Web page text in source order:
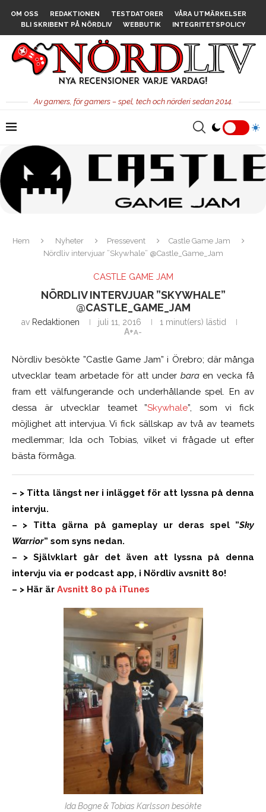
OM OSS REDAKTIONEN TESTDATORER
VÅRA UTMÄRKELSER
BLI SKRIBENT PÅ NÖRDLIV
WEBBUTIK INTEGRITETSPOLICY
Av gamers, för gamers – spel, tech och nörderi sedan 2014.
Hem Nyheter Pressevent
Castle Game Jam
Nördliv intervjuar ”Skywhale” @Castle_Game_Jam
CASTLE GAME JAM
NÖRDLIV INTERVJUAR ”SKYWHALE”
@CASTLE_GAME_JAM
av Redaktionen juli 11, 2016
1 minut(ers) lästid
A+A-
Nördliv besökte ”Castle Game Jam” i Örebro; där många
utvecklar team arbetade för att under baraen vecka få
fram ett välfungerande och underhållande spel. En av
dessa är utvecklar teamet ”Skywhale”, som vi fick
möjlighet att intervjua. Vi fick sällskap av två av teamets
medlemmar; Ida och Tobias, vilket vi frågade ut efter
bästa förmåga.
– > Titta längst ner i inlägget för att lyssna på denna
intervju.
– > Titta gärna på gameplay ur deras spel ”Sky
Warrior” som syns nedan.
– > Självklart går det även att lyssna på denna
intervju via er podcast app, i Nördliv avsnitt 80!
– > Här är Avsnitt 80 på iTunes
Ida Bogne & Tobias Karlsson besökte